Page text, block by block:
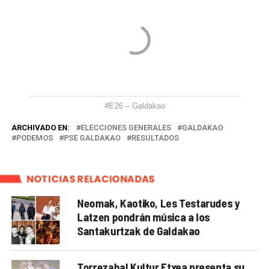
#E26 – Galdakao
ARCHIVADO EN: ELECCIONES GENERALES
GALDAKAO
PODEMOS
PSE GALDAKAO RESULTADOS
NOTICIAS RELACIONADAS
Neomak, Kaotiko, Les Testarudes y
Latzen pondrán música a los
Santakurtzak de Galdakao